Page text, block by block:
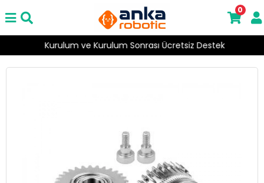
Kurulum ve Kurulum Sonrası Ücretsiz Destek
0